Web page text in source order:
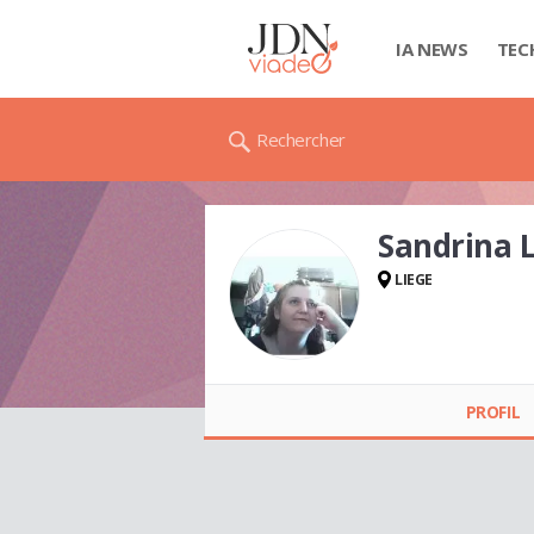
IA NEWS
Rechercher
Sandrina
LIEGE
PROFIL